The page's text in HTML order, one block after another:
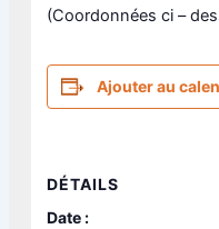
(Coordonnées ci –
Ajouter au
DÉTAILS
Date :